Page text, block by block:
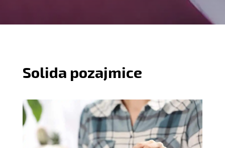
Solida pozajmice